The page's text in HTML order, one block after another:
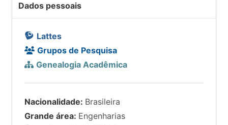
Dados pessoais
Lattes
Grupos de Pesquisa
Genealogia Acadêmica
Nacionalidade: Brasileira
Grande área: Engenharias